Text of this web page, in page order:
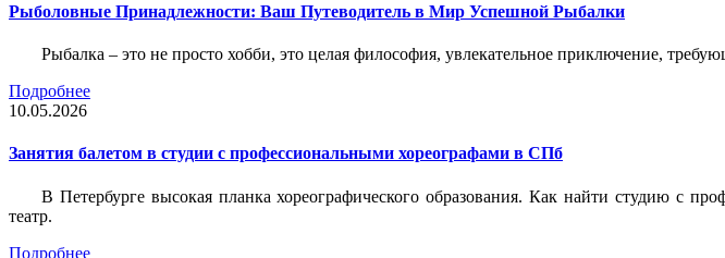
Рыболовные Принадлежности: Ваш Путеводитель в Мир Успешной Рыбалки
Рыбалка – это не просто хобби, это целая философия, увлекательное приключение,
Подробнее
10.05.2026
Занятия балетом в студии с профессиональными хореографами в СПб
В Петербурге высокая планка хореографического образования. Как найти студию с
театр.
Подробнее